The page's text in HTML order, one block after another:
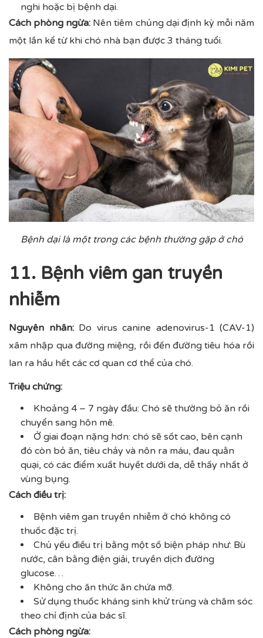
nghi hoặc bị bệnh dại.
Cách phòng ngừa: Nên tiêm chủng dại định kỳ mỗi năm
một lần kể từ khi chó nhà bạn được 3 tháng tuổi.
Bệnh dại là một trong các bệnh thường gặp ở chó
11. Bệnh viêm gan truyền
nhiễm
Nguyên nhân:Do virus canine adenovirus-1 (CAV-1)
xâm nhập qua đường miệng, rồi đến đường tiêu hóa rồi
lan ra hầu hết các cơ quan cơ thể của chó.
Triệu chứng:
Khoảng 4 – 7 ngày đầu: Chó sẽ thường bỏ ăn rồi
chuyển sang hôn mê.
Ở giai đoạn nặng hơn: chó sẽ sốt cao, bên cạnh
đó còn bỏ ăn, tiêu chảy và nôn ra máu, đau quằn
quại, có các điểm xuất huyết dưới da, dễ thấy nhất ở
vùng bụng.
Cách điều trị:
Bệnh viêm gan truyền nhiễm ở chó không có
thuốc đặc trị.
Chủ yếu điều trị bằng một số biện pháp như: Bù
nước, cân bằng điện giải, truyền dịch đường
glucose…
Không cho ăn thức ăn chứa mỡ.
Sử dụng thuốc kháng sinh khử trùng và chăm sóc
theo chỉ định của bác sĩ.
Cách phòng ngừa: